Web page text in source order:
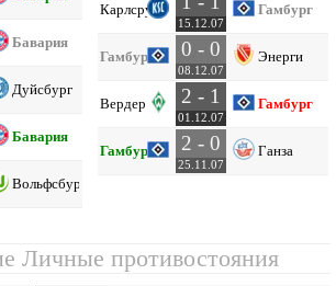
Бавария
Дуйсбург
Бавария
Вольфсбург
Карлсруэ
15.12.07
Гамбург
Гамбург 0 - 0
08.12.07
Энерги
Вердер 2 - 1
01.12.07
Гамбург
Гамбург 2 - 0
25.11.07
Ганза
Личные противостояния